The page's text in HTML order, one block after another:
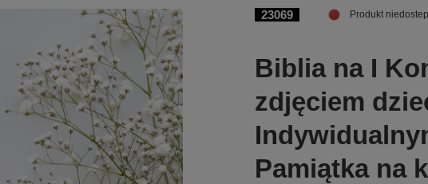
23069 Produkt
Biblia na I
zdjęciem
Pamiątka na